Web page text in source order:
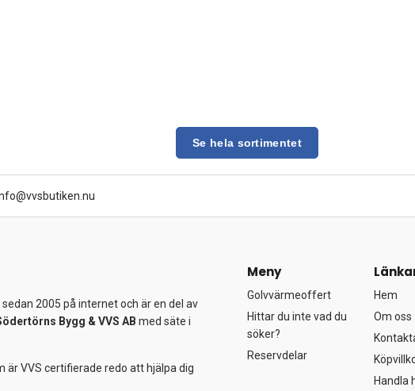
Se hela sortimentet
2005 på internet och är en del av
Bygg & VVS AB med säte i
är VVS certifierade redo att hjälpa dig
Meny
Golvvärmeoffert
Hittar du inte vad du
söker?
Reservdelar
Hem
Om oss
Handla